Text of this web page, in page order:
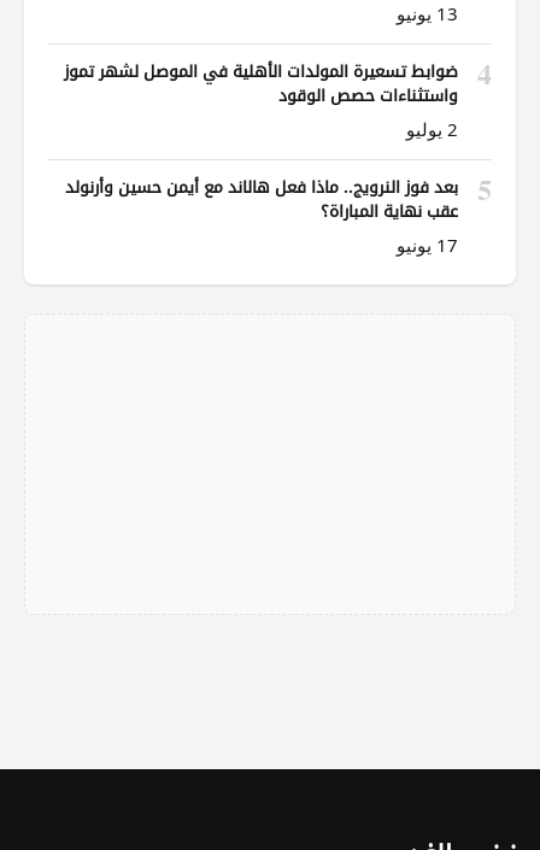
13 يونيو
4
ضوابط تسعيرة المولدات الأهلية في الموصل لشهر تموز
واستثناءات حصص الوقود
2 يوليو
5
بعد فوز النرويج.. ماذا فعل هالاند مع أيمن حسين وأرنولد
عقب نهاية المباراة؟
17 يونيو